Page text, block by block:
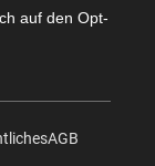
auf den Opt-
AGB